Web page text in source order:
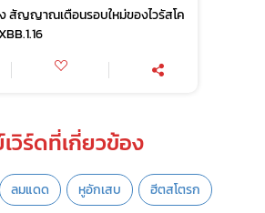
สัญญาณเตือนรอบใหม่ของไวรัสโค
วิร์ดที่เกี่ยวข้อง
ลมแดด หูอักเสบ ฮีตสโตรก